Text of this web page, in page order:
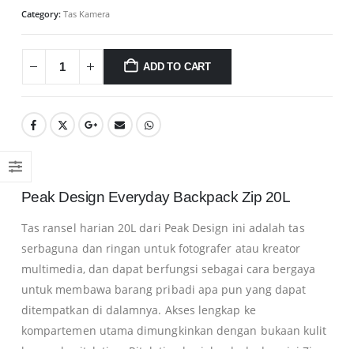
Category: Tas Kamera
ADD TO CART
Peak Design Everyday Backpack Zip 20L
Tas ransel harian 20L dari Peak Design ini adalah tas
serbaguna dan ringan untuk fotografer atau kreator
multimedia, dan dapat berfungsi sebagai cara bergaya
untuk membawa barang pribadi apa pun yang dapat
ditempatkan di dalamnya. Akses lengkap ke
kompartemen utama dimungkinkan dengan bukaan kulit